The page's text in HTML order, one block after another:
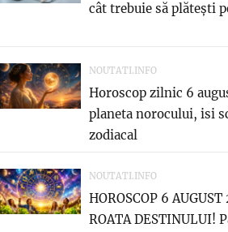
cât trebuie să plătești
NOUTATI.INFO
Horoscop zilnic 6
planeta norocului, isi
zodiacal
NOUTATI.INFO
HOROSCOP 6
ROATA DESTINULUI!